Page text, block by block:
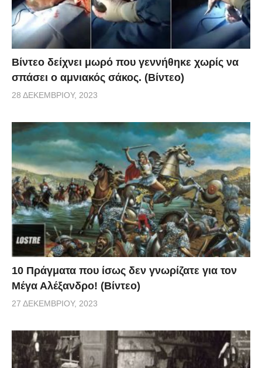
αυτό τον τρόπο να μας μιλήσει για το πως εννοούμε
την μεγάλη διάρκεια ζωής.
Βίντεο δείχνει μωρό που γεννήθηκε χωρίς να
σπάσει ο αμνιακός σάκος. (Βίντεο)
28 ΔΕΚΕΜΒΡΊΟΥ, 2023
10 Πράγματα που ίσως δεν γνωρίζατε για τον
Μέγα Αλέξανδρο! (Βίντεο)
27 ΔΕΚΕΜΒΡΊΟΥ, 2023